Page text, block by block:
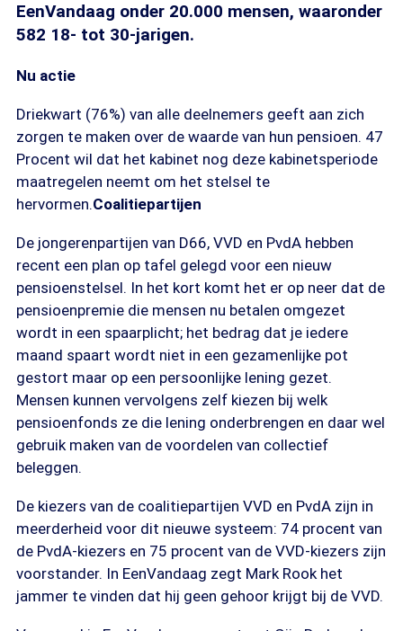
EenVandaag onder 20.000 mensen, waaronder
582 18- tot 30-jarigen.
Nu actie
Driekwart (76%) van alle deelnemers geeft aan zich
zorgen te maken over de waarde van hun pensioen. 47
Procent wil dat het kabinet nog deze kabinetsperiode
maatregelen neemt om het stelsel te
hervormen.Coalitiepartijen
De jongerenpartijen van D66, VVD en PvdA hebben
recent een plan op tafel gelegd voor een nieuw
pensioenstelsel. In het kort komt het er op neer dat de
pensioenpremie die mensen nu betalen omgezet
wordt in een spaarplicht; het bedrag dat je iedere
maand spaart wordt niet in een gezamenlijke pot
gestort maar op een persoonlijke lening gezet.
Mensen kunnen vervolgens zelf kiezen bij welk
pensioenfonds ze die lening onderbrengen en daar wel
gebruik maken van de voordelen van collectief
beleggen.
De kiezers van de coalitiepartijen VVD en PvdA zijn in
meerderheid voor dit nieuwe systeem: 74 procent van
de PvdA-kiezers en 75 procent van de VVD-kiezers zijn
voorstander. In EenVandaag zegt Mark Rook het
jammer te vinden dat hij geen gehoor krijgt bij de VVD.